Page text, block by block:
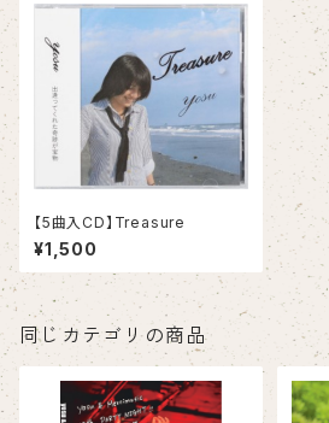
【5曲入CD】Treasure
¥1,500
同じカテゴリの商品